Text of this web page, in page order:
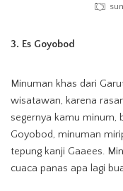
3. Es Goyobod
Minuman khas dari
wisatawan, karena
segernya kamu minum,
Goyobod, minuman
tepung kanji Gaaees.
cuaca panas apa lagi